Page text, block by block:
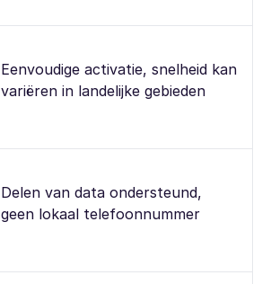
Eenvoudige activatie, snelheid kan
variëren in landelijke gebieden
Delen van data ondersteund,
geen lokaal telefoonnummer